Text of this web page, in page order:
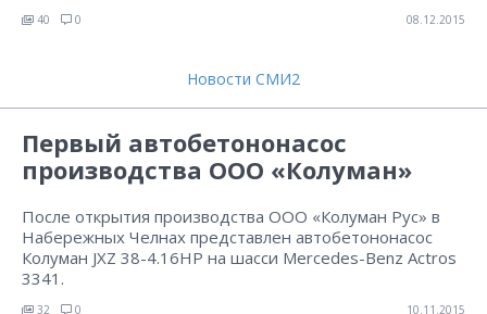
40 0 08.12.2015
Новости СМИ2
Первый автобетононасос
производства ООО «Колуман»
После открытия производства ООО «Колуман Рус» в
Набережных Челнах представлен автобетононасос
Колуман JXZ 38-4.16HP на шасси Mercedes-Benz Actros
3341.
32 0 10.11.2015